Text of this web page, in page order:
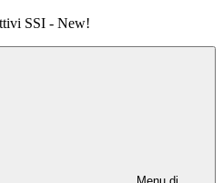
SSI - New!